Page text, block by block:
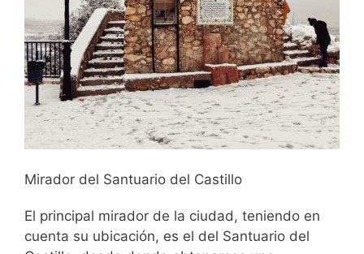
Mirador del Santuario del Castillo
El principal mirador de la ciudad, teniendo en
cuenta su ubicación, es el del Santuario del